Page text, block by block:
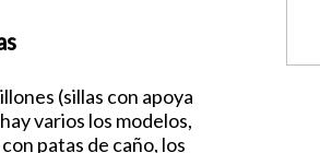
(sillas con apoya
varios los modelos,
patas de caño, los